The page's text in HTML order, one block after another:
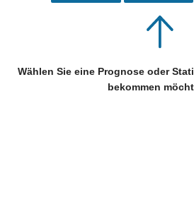
Wählen Sie eine Prognose oder
bekommen